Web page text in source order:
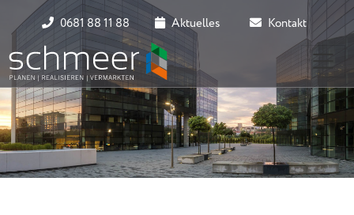
0681 88 11 88 Aktuelles Kontakt